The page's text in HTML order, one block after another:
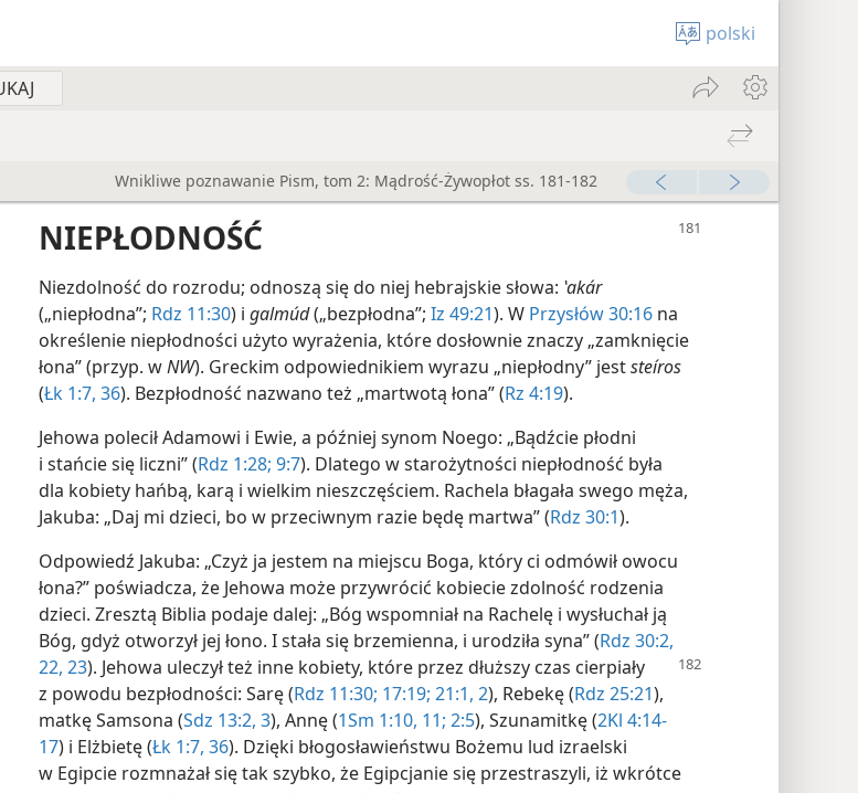
polski
Wnikliwe poznawanie Pism, tom 2: Mądrość-Żywopłot ss. 181-182
NIEPŁODNOŚĆ
Niezdolność do rozrodu; odnoszą się do niej hebrajskie słowa: ʽakár
(„niepłodna”; Rdz 11:30) i galmúd(„bezpłodna”; Iz 49:21). W Przysłów 30:16 na
określenie niepłodności użyto wyrażenia, które dosłownie znaczy „zamknięcie
łona” (przyp. wNW). Greckim odpowiednikiem wyrazu „niepłodny” jeststeíros
(Łk 1:7, 36). Bezpłodność nazwano też „martwotą łona” (Rz 4:19).
Jehowa polecił Adamowi i Ewie, a później synom Noego: „Bądźcie płodni
i stańcie się liczni” (Rdz 1:28; 9:7). Dlatego w starożytności niepłodność była
dla kobiety hańbą, karą i wielkim nieszczęściem. Rachela błagała swego męża,
Jakuba: „Daj mi dzieci, bo w przeciwnym razie będę martwa” (Rdz 30:1).
Odpowiedź Jakuba: „Czyż ja jestem na miejscu Boga, który ci odmówił owocu
łona?” poświadcza, że Jehowa może przywrócić kobiecie zdolność rodzenia
dzieci. Zresztą Biblia podaje dalej: „Bóg wspomniał na Rachelę i wysłuchał ją
Bóg, gdyż otworzył jej łono. I stała się brzemienna, i urodziła syna” (Rdz 30:2,
22, 23). Jehowa uleczył też inne kobiety, które przez dłuższy czas cierpiały
z powodu bezpłodności: Sarę (Rdz 11:30; 17:19; 21:1, 2), Rebekę (Rdz 25:21),
matkę Samsona (Sdz 13:2, 3), Annę (1Sm 1:10, 11; 2:5), Szunamitkę (2Kl 4:14-
17) i Elżbietę (Łk 1:7, 36). Dzięki błogosławieństwu Bożemu lud izraelski
w Egipcie rozmnażał się tak szybko, że Egipcjanie się przestraszyli, iż wkrótce